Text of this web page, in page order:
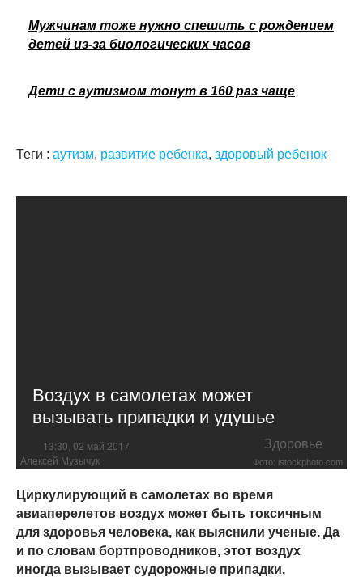
Мужчинам тоже нужно спешить с рождением
детей из-за биологических часов
Дети с аутизмом тонут в 160 раз чаще
Теги : аутизм, развитие ребенка, здоровый ребенок
Воздух в самолетах может
вызывать припадки и удушье
13:30, 02 май 2017 Здоровье
Алексей Музычук Фото: istockphoto.com
Циркулирующий в самолетах во время
авиаперелетов воздух может быть токсичным
для здоровья человека, как выяснили ученые. Да
и по словам бортпроводников, этот воздух
иногда вызывает судорожные припадки,